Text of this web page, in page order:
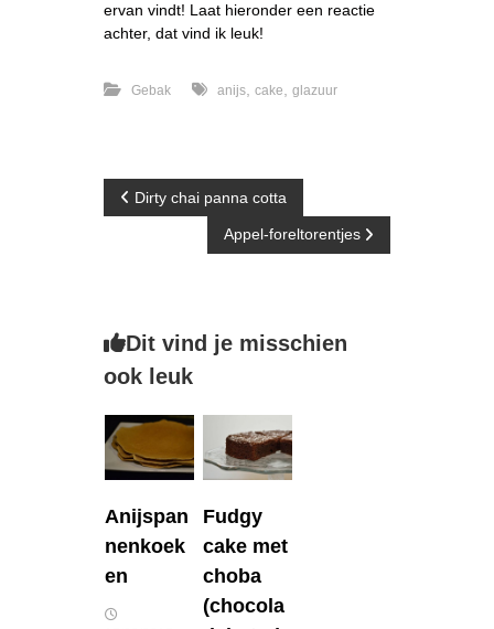
ervan vindt! Laat hieronder een reactie
achter, dat vind ik leuk!
Gebak anijs ,cake ,glazuur
B
i
h
t
n
a
Dirty chai panna cotta
Appel-foreltorentjes
Dit vind je misschien
ook leuk
Anijspan
nenkoek
en
Fudgy
cake met
choba
(chocola